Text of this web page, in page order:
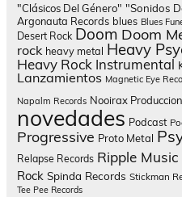
"Clásicos Del Género" "Sonidos
Argonauta Records blues Blues
Desert Rock Doom Doom
rock heavy metal Heavy
Heavy Rock Instrumental
Lanzamientos Magnetic Eye
Napalm Records Nooirax
novedades Podcast
Progressive Proto Metal
Relapse Records Ripple Music
Rock Spinda Records Stickman
Tee Pee Records